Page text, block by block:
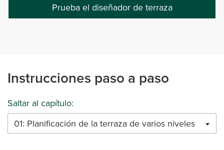
Prueba el diseñador de terraza
Instrucciones paso a paso
Saltar al capítulo:
01: Planificación de la terraza de varios niveles